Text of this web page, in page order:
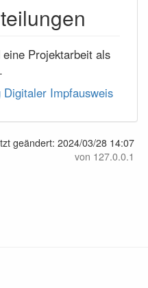
Projektarbeit als
Impfausweis
geändert: 2024/03/28 14:07
von 127.0.0.1